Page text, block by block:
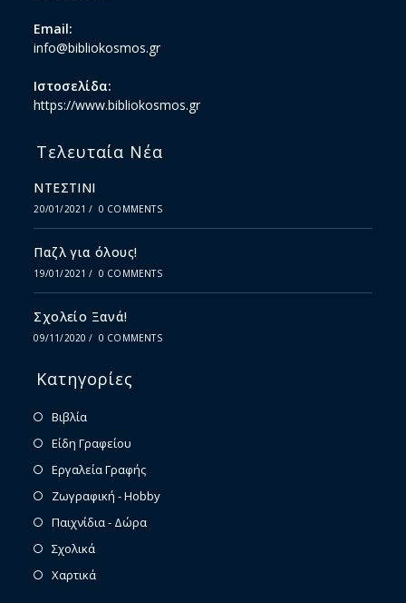
Email:
info@bibliokosmos.gr
Ιστοσελίδα:
https://www.bibliokosmos.gr
Τελευταία Νέα
ΝΤΕΣΤΙΝΙ
20/01/2021 / 0 COMMENTS
Παζλ για όλους!
19/01/2021 / 0 COMMENTS
Σχολείο Ξανά!
09/11/2020 / 0 COMMENTS
Κατηγορίες
Βιβλία
Είδη Γραφείου
Εργαλεία Γραφής
Ζωγραφική - Hobby
Παιχνίδια - Δώρα
Σχολικά
Χαρτικά